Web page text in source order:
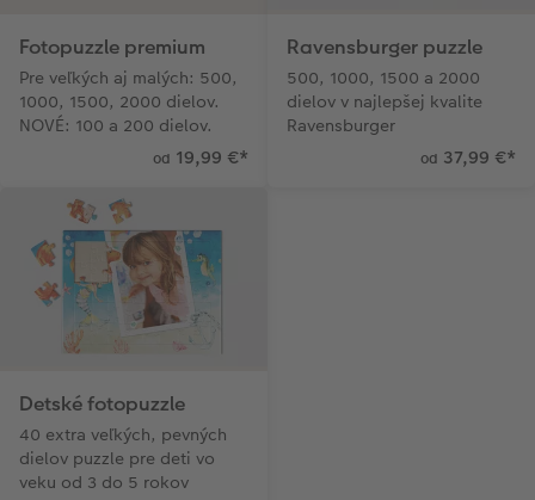
Fotopuzzle premium
Pre veľkých aj malých: 500,
1000, 1500, 2000 dielov.
NOVÉ: 100 a 200 dielov.
od 19,99 €*
Ravensburger puzzle
500, 1000, 1500 a 2000
dielov v najlepšej kvalite
Ravensburger
od 37,99 €*
Detské fotopuzzle
40 extra veľkých, pevných
dielov puzzle pre deti vo
veku od 3 do 5 rokov